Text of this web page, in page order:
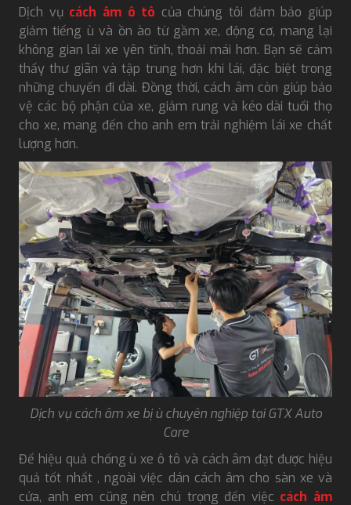
Dịch vụ cách âm ô tô của chúng tôi đảm bảo giúp
giảm tiếng ù và ồn ào từ gầm xe, động cơ, mang lại
không gian lái xe yên tĩnh, thoải mái hơn. Bạn sẽ cảm
thấy thư giãn và tập trung hơn khi lái, đặc biệt trong
những chuyến đi dài. Đồng thời, cách âm còn giúp bảo
vệ các bộ phận của xe, giảm rung và kéo dài tuổi thọ
cho xe, mang đến cho anh em trải nghiệm lái xe chất
lượng hơn.
Dịch vụ cách âm xe bị ù chuyên nghiệp tại GTX Auto
Care
Để hiệu quả chống ù xe ô tô và cách âm đạt được hiệu
quả tốt nhất , ngoài việc dán cách âm cho sàn xe và
cửa, anh em cũng nên chú trọng đến việc cách âm